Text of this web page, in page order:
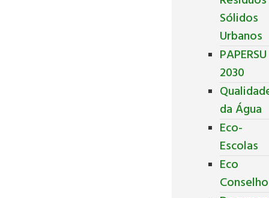
Sólidos
Urbanos
PAPERSU
2030
da Água
Eco-
Escolas
Eco